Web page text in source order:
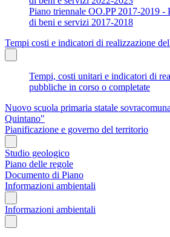
Piano triennale OO.PP 2017-2019 -
di beni e servizi 2017-2018
Tempi costi e indicatori di realizzazione
Tempi, costi unitari e indicatori di
pubbliche in corso o completate
Nuovo scuola primaria statale
Quintano"
Pianificazione e governo del territorio
Studio geologico
Piano delle regole
Documento di Piano
Informazioni ambientali
Informazioni ambientali